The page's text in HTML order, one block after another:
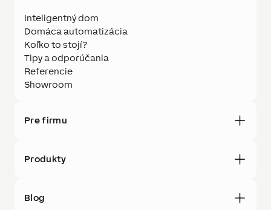
Inteligentný dom
Domáca automatizácia
Koľko to stojí?
Tipy a odporúčania
Referencie
Showroom
Pre firmu
Produkty
Blog